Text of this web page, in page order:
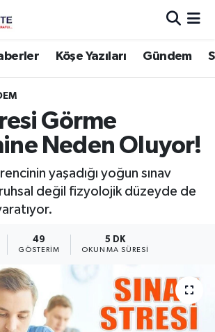
Köşe Yazıları Gündem
Görme
Neden Oluyor!
yaşadığı yoğun sınav
değil fizyolojik düzeyde de
49
GÖSTERIM
5 DK
OKUNMA SÜRESI
Vakitleri
Durumu ve Fikstür
Haberleri